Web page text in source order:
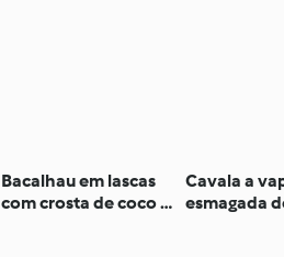
Bacalhau em lascas
com crosta de coco e
Cavala a
esmagada